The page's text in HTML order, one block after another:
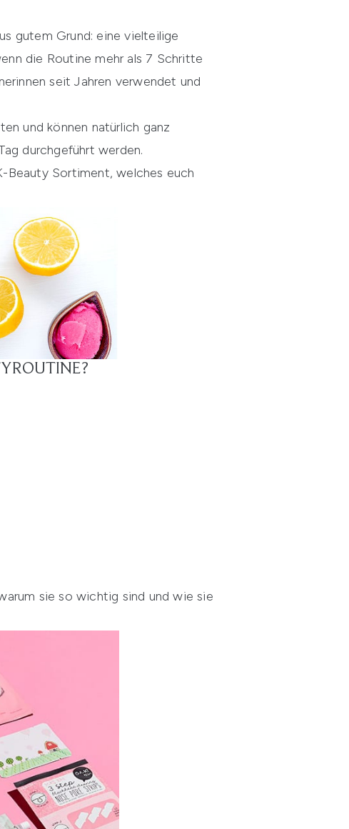
gutem Grund: eine vielteilige
die Routine mehr als 7 Schritte
seit Jahren verwendet und
und können natürlich ganz
durchgeführt werden.
Beauty Sortiment, welches euch
sie so wichtig sind und wie sie